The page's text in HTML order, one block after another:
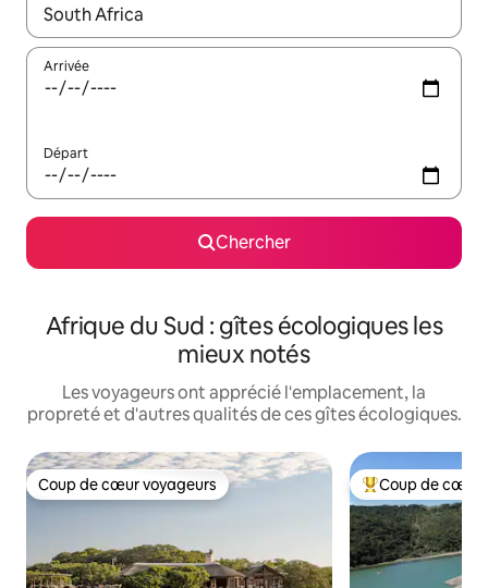
Quand les résultats sont affichés, parcourez-les en utilisant
Arrivée
Départ
Chercher
Afrique du Sud : gîtes écologiques les
mieux notés
Les voyageurs ont apprécié l'emplacement, la
propreté et d'autres qualités de ces gîtes écologiques.
Coup de cœur voyageurs
Coup de cœur voyageurs Coup de cœur
Coup de cœur